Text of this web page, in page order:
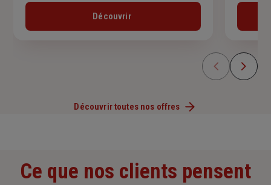
Découvrir
Découvrir toutes nos offres
Ce que nos clients pensent